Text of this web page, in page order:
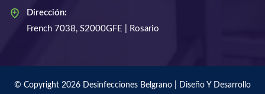
Dirección:
French 7038, S2000GFE | Rosario
© Copyright 2026 Desinfecciones Belgrano | Diseño Y Desarrollo